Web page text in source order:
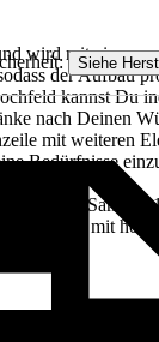
wird mit einer
der Aufbau
kannst Du
nach Deinen
mit weiteren
Bedürfnisse
Samoa
mit
Siehe